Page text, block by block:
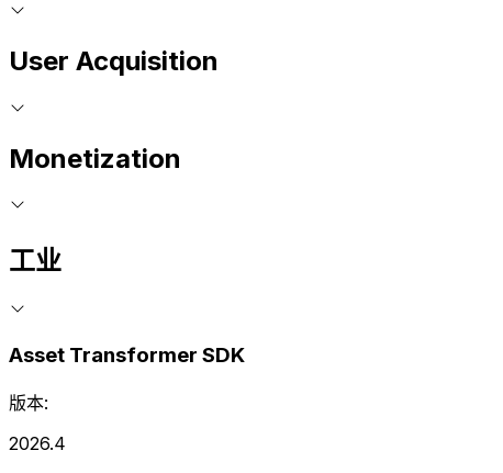
User Acquisition
Monetization
工业
Asset Transformer SDK
版本:
2026.4